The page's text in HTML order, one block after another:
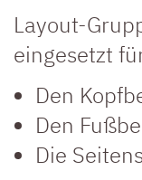
Layout-
eingesetzt
Den
Den
Die